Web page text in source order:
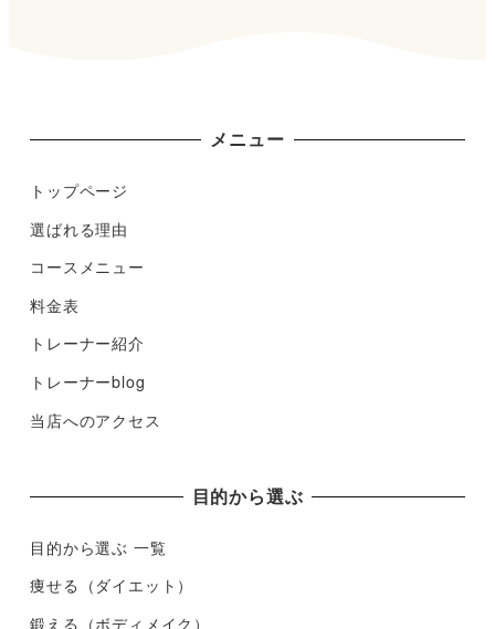
メニュー
トップページ
選ばれる理由
コースメニュー
料金表
トレーナー紹介
トレーナーblog
当店へのアクセス
目的から選ぶ
目的から選ぶ 一覧
痩せる（ダイエット）
鍛える（ボディメイク）